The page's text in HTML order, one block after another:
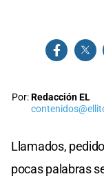
Por:Redacción EL
Llamados,
pocas palabras